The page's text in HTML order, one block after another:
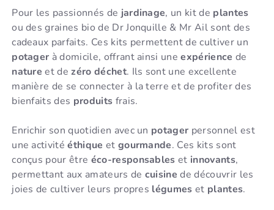
Pour les passionnés de jardinage, un kit de plantes
ou des graines bio de Dr Jonquille & Mr Ail sont des
cadeaux parfaits. Ces kits permettent de cultiver un
potager à domicile, offrant ainsi uneexpérience de
nature et dezéro déchet. Ils sont une excellente
manière de se connecter à la terre et de profiter des
bienfaits des produits frais.
Enrichir son quotidien avec un potager personnel est
une activitééthique et gourmande. Ces kits sont
conçus pour être éco-responsables et innovants,
permettant aux amateurs de cuisine de découvrir les
joies de cultiver leurs propres légumes et plantes.